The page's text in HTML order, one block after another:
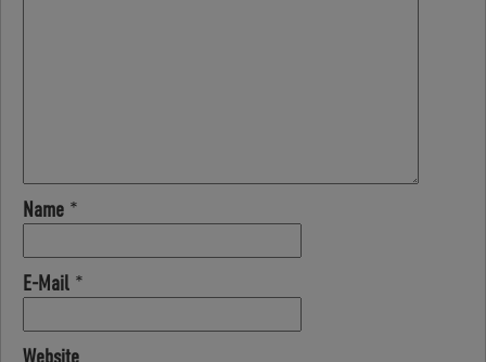
Name *
E-Mail *
Website